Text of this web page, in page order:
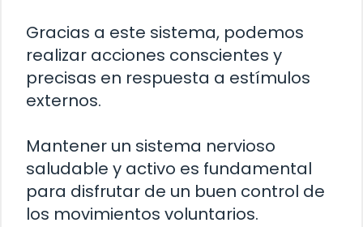
Gracias a este sistema, podemos
realizar acciones conscientes y
precisas en respuesta a estímulos
externos.
Mantener un sistema nervioso
saludable y activo es fundamental
para disfrutar de un buen control de
los movimientos voluntarios.